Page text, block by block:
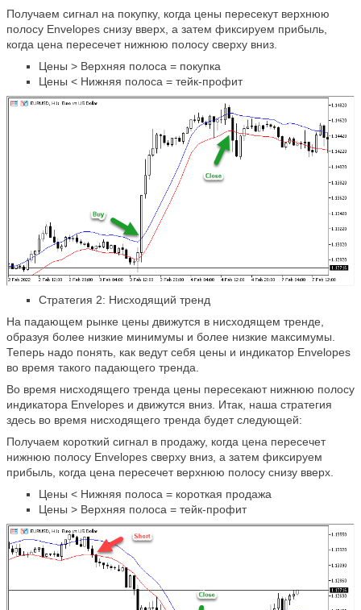
Получаем сигнал на покупку, когда цены пересекут верхнюю
полосу Envelopes снизу вверх, а затем фиксируем прибыль,
когда цена пересечет нижнюю полосу сверху вниз.
Цены > Верхняя полоса = покупка
Цены < Нижняя полоса = тейк-профит
Стратегия 2: Нисходящий тренд
На падающем рынке цены движутся в нисходящем тренде,
образуя более низкие минимумы и более низкие максимумы.
Теперь надо понять, как ведут себя цены и индикатор Envelopes
во время такого падающего тренда.
Во время нисходящего тренда цены пересекают нижнюю полосу
индикатора Envelopes и движутся вниз. Итак, наша стратегия
здесь во время нисходящего тренда будет следующей:
Получаем короткий сигнал в продажу, когда цена пересечет
нижнюю полосу Envelopes сверху вниз, а затем фиксируем
прибыль, когда цена пересечет верхнюю полосу снизу вверх.
Цены < Нижняя полоса = короткая продажа
Цены > Верхняя полоса = тейк-профит